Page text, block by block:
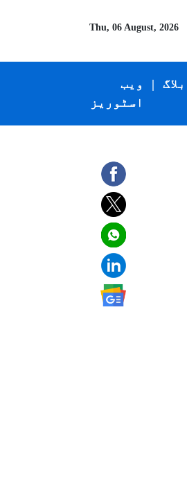
Thu, 06 August, 2026
ویب
اسٹوریز
| بلاگ